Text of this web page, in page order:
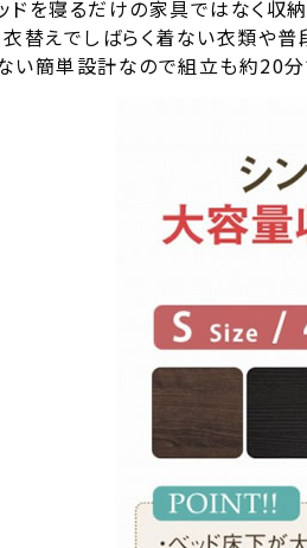
ドを寝るだけの家具ではなく収
衣替えでしばらく着ない衣類や
い簡単設計なので組立も約20分